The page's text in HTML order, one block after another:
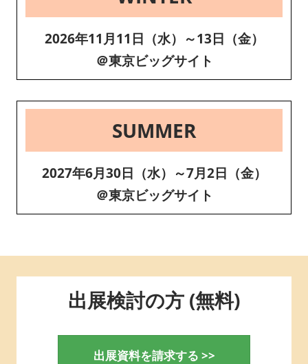
2026年11月11日（水）～13日（金）
＠東京ビッグサイト
SUMMER
2027年6月30日（水）～7月2日（金）
＠東京ビッグサイト
出展検討の方 (無料)
出展資料を請求する >>